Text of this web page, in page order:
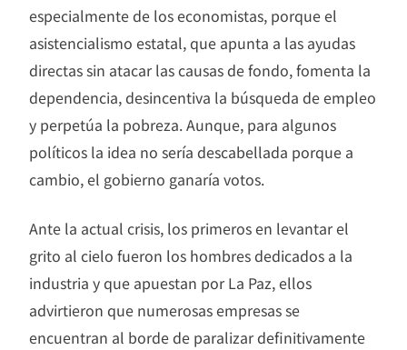
especialmente de los economistas, porque el
asistencialismo estatal, que apunta a las ayudas
directas sin atacar las causas de fondo, fomenta la
dependencia, desincentiva la búsqueda de empleo
y perpetúa la pobreza. Aunque, para algunos
políticos la idea no sería descabellada porque a
cambio, el gobierno ganaría votos.
Ante la actual crisis, los primeros en levantar el
grito al cielo fueron los hombres dedicados a la
industria y que apuestan por La Paz, ellos
advirtieron que numerosas empresas se
encuentran al borde de paralizar definitivamente